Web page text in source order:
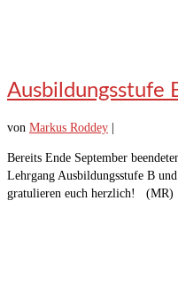
Ausbildungsstufe
von Markus Roddey
Bereits Ende September
Lehrgang Ausbildungsstufe B
gratulieren euch herzlich! (MR)